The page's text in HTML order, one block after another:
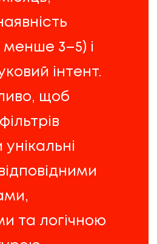
менше 3–5) і
інтент.
щоб
та логічною